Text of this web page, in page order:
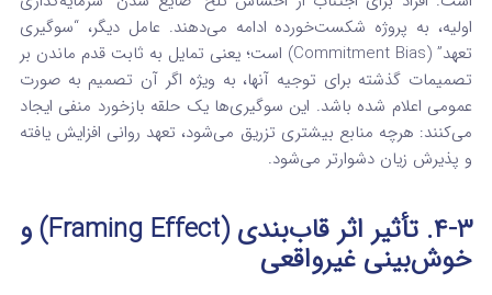
اولیه، به پروژه شکست‌خورده ادامه می‌دهند. عامل دیگر، “سوگیری
تعهد” (Commitment Bias) است؛ یعنی تمایل به ثابت قدم ماندن بر
تصمیمات گذشته برای توجیه آنها، به ویژه اگر آن تصمیم به صورت
عمومی اعلام شده باشد. این سوگیری‌ها یک حلقه بازخورد منفی ایجاد
می‌کنند: هرچه منابع بیشتری تزریق می‌شود، تعهد روانی افزایش یافته
و پذیرش زیان دشوارتر می‌شود.
۴-۳. تأثیر اثر قاب‌بندی (Framing Effect) و
خوش‌بینی غیرواقعی